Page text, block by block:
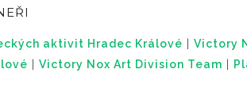
aktivit Hradec Králové Victory
Victory Nox Art Division Team